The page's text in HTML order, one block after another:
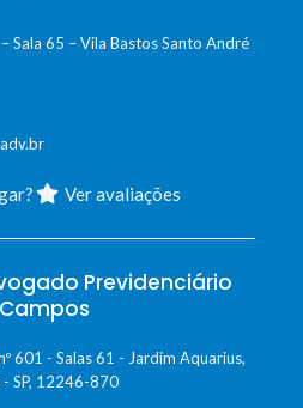
Sala 65 – Vila Bastos Santo André
Ver avaliações
Previdenciário
601 - Salas 61 - Jardim Aquarius,
- SP, 12246-870